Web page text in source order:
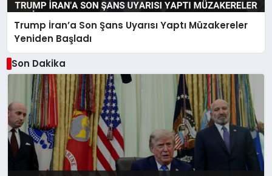
Trump İran’a Son Şans Uyarısı Yaptı Müzakereler
Yeniden Başladı
Son Dakika